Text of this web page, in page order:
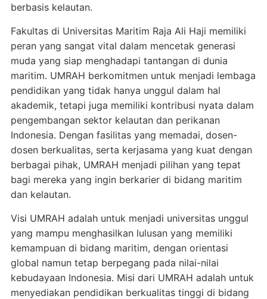
berbasis kelautan.
Fakultas di Universitas Maritim Raja Ali Haji memiliki
peran yang sangat vital dalam mencetak generasi
muda yang siap menghadapi tantangan di dunia
maritim. UMRAH berkomitmen untuk menjadi lembaga
pendidikan yang tidak hanya unggul dalam hal
akademik, tetapi juga memiliki kontribusi nyata dalam
pengembangan sektor kelautan dan perikanan
Indonesia. Dengan fasilitas yang memadai, dosen-
dosen berkualitas, serta kerjasama yang kuat dengan
berbagai pihak, UMRAH menjadi pilihan yang tepat
bagi mereka yang ingin berkarier di bidang maritim
dan kelautan.
Visi UMRAH adalah untuk menjadi universitas unggul
yang mampu menghasilkan lulusan yang memiliki
kemampuan di bidang maritim, dengan orientasi
global namun tetap berpegang pada nilai-nilai
kebudayaan Indonesia. Misi dari UMRAH adalah untuk
menyediakan pendidikan berkualitas tinggi di bidang